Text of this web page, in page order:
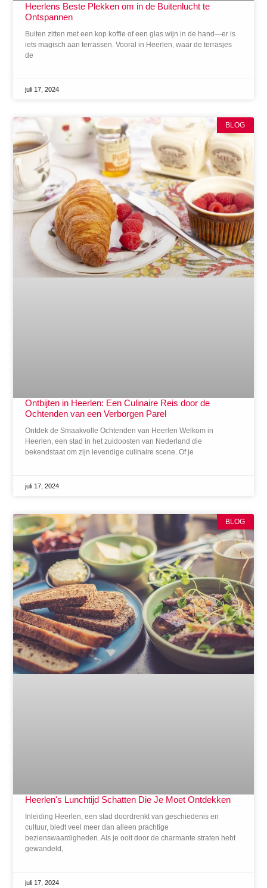
Heerlens Beste Plekken om in de Buitenlucht te
Ontspannen
Buiten zitten met een kop koffie of een glas wijn in de hand—er is
iets magisch aan terrassen. Vooral in Heerlen, waar de terrasjes
de
juli 17, 2024
BLOG
Ontbijten in Heerlen: Een Culinaire Reis door de
Ochtenden van een Verborgen Parel
Ontdek de Smaakvolle Ochtenden van Heerlen Welkom in
Heerlen, een stad in het zuidoosten van Nederland die
bekendstaat om zijn levendige culinaire scene. Of je
juli 17, 2024
BLOG
Heerlen's Lunchtijd Schatten Die Je Moet Ontdekken
Inleiding Heerlen, een stad doordrenkt van geschiedenis en
cultuur, biedt veel meer dan alleen prachtige
bezienswaardigheden. Als je ooit door de charmante straten hebt
gewandeld,
juli 17, 2024